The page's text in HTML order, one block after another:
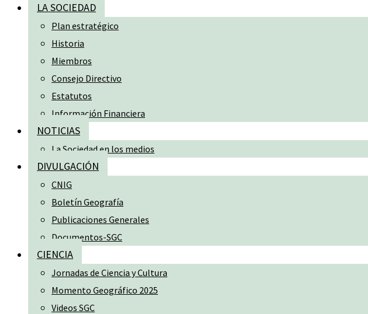
LA SOCIEDAD
Plan estratégico
Historia
Miembros
Consejo Directivo
Estatutos
Información Financiera
NOTICIAS
La Sociedad en los medios
DIVULGACIÓN
CNIG
Boletín Geografía
Publicaciones Generales
Documentos-SGC
CIENCIA
Jornadas de Ciencia y Cultura
Momento Geográfico 2025
Videos SGC